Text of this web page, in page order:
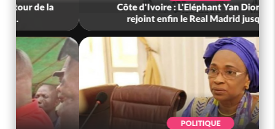
Côte d'Ivoire : L'Eléphant Yan Diomandé
rejoint enfin le Real Madrid jusqu'...